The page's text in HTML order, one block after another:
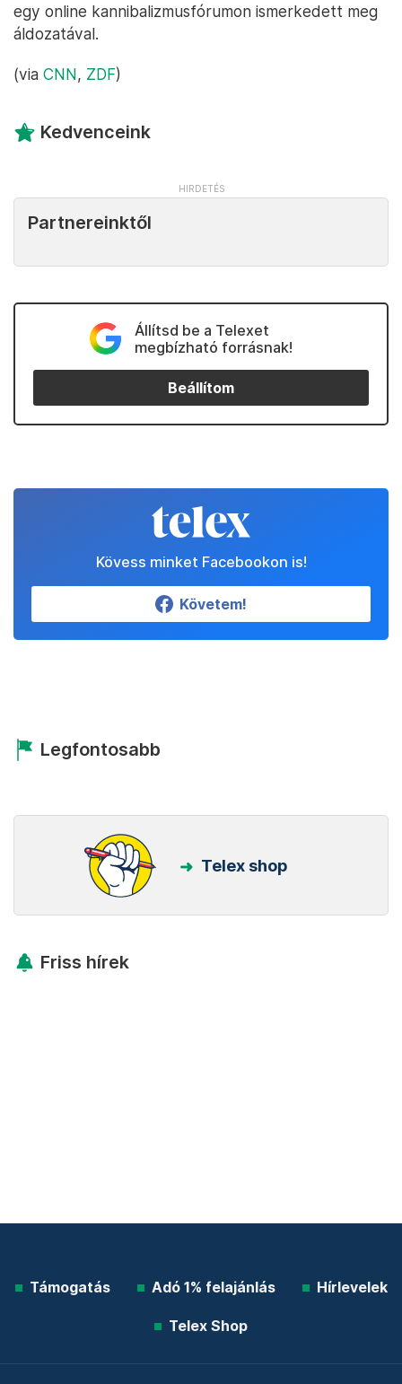
egy online kannibalizmusfórumon ismerkedett meg
áldozatával.
(via CNN, ZDF)
Kedvenceink
Partnereinktől
Állítsd be a Telexet
megbízható forrásnak!
Beállítom
Kövess minket Facebookon is!
Követem!
Legfontosabb
Telex shop
Friss hírek
Támogatás Adó 1% felajánlás Hírlevelek
Telex Shop